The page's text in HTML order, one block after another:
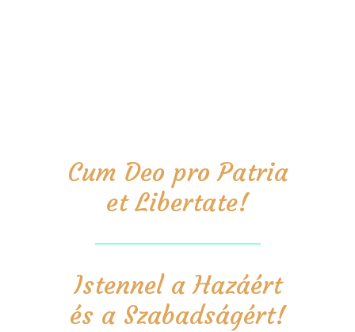
Cum Deo pro Patria
et Libertate!
Istennel a Hazáért
és a Szabadságért!